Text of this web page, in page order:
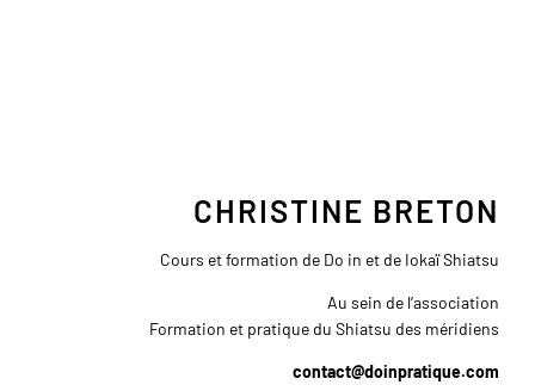
CHRISTINE BRETON
Cours et formation de Do in et de Iokaï Shiatsu
Au sein de l’association
Formation et pratique du Shiatsu des méridiens
contact@doinpratique.com